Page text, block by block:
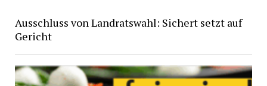
Ausschluss von Landratswahl: Sichert setzt auf
Gericht